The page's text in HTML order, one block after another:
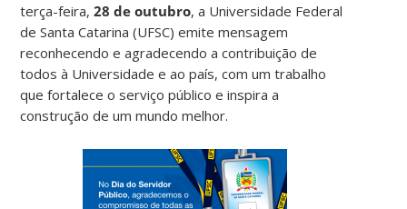
terça-feira,28 de outubro, a Universidade Federal
de Santa Catarina (UFSC) emite mensagem
reconhecendo e agradecendo a contribuição de
todos à Universidade e ao país, com um trabalho
que fortalece o serviço público e inspira a
construção de um mundo melhor.